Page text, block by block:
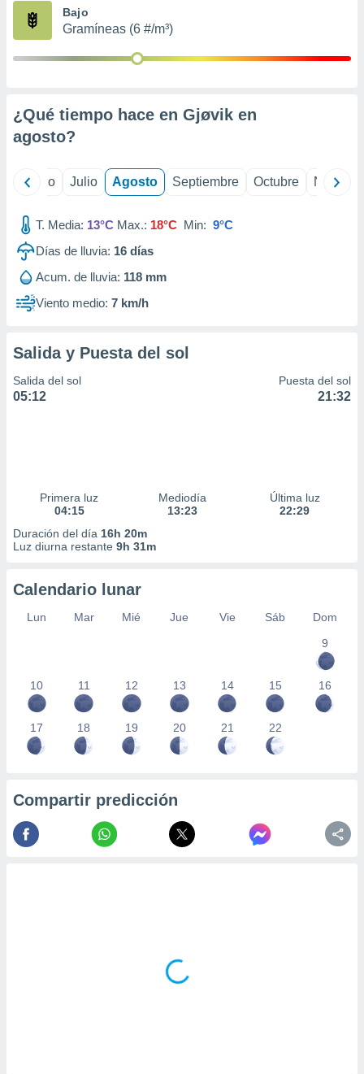
publicidad
1199
Bajo
Gramíneas (6 #/m³)
¿Qué tiempo hace en Gjøvik en
agosto?
Junio Julio Agosto Septiembre Octubre
T. Media: 13°C Max.: 18°C Min: 9°C
Días de lluvia: 16 días
Acum. de lluvia: 118 mm
Viento medio: 7 km/h
Salida y Puesta del sol
Salida del sol
05:12
Puesta del sol
21:32
Primera luz
04:15
Mediodía
13:23
Última luz
22:29
Duración del día 16h 20m
Luz diurna restante 9h 31m
Calendario lunar
Lun Mar Mié Jue Vie Sáb
Dom
9
10 11 12 13 14 15 16
17 18 19 20 21 22
Compartir predicción